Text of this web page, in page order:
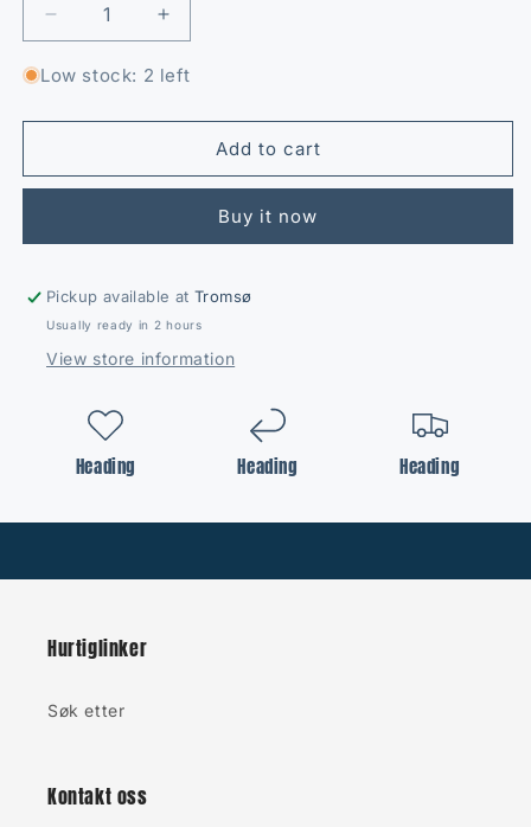
Decrease
quantity
for
Increase
quantity
for
Low stock: 2 left
Add to cart
Buy it now
Pickup available atTromsø
Usually ready in 2 hours
View store information
Heading Heading Heading
Hurtiglinker
Søk etter
Kontakt oss